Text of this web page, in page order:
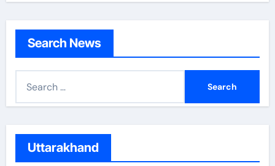
Search News
Uttarakhand